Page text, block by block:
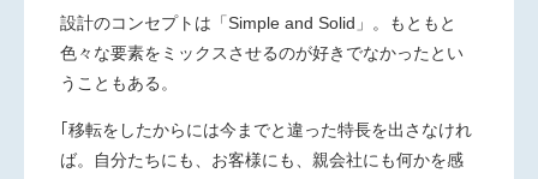
設計のコンセプトは「Simple and Solid」。もともと
色々な要素をミックスさせるのが好きでなかったとい
うこともある。
｢移転をしたからには今までと違った特長を出さなけれ
ば。自分たちにも、お客様にも、親会社にも何かを感